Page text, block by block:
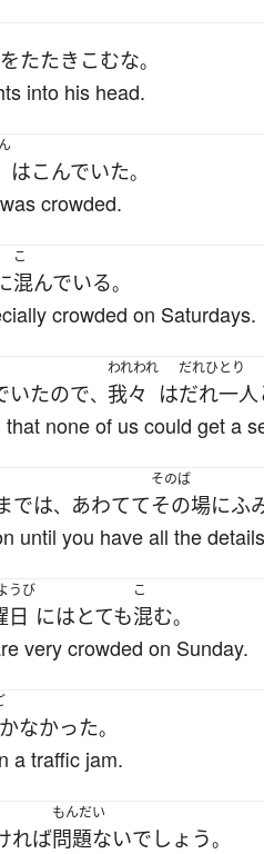
をたたきこむな。
into his head.
はこんでいた。
crowded.
こ
混んでいる。
crowded on Saturdays.
いたので、
われわれ
我々 は
だれひとり
だれ一人
none of us could get a
では、 あわてて
そのば
その場にふ
until you have all the
うび
日 にはとても
こ
混む。
very crowded on Sunday.
なかった。
a traffic jam.
れば
もんだい
問題ないでしょう。